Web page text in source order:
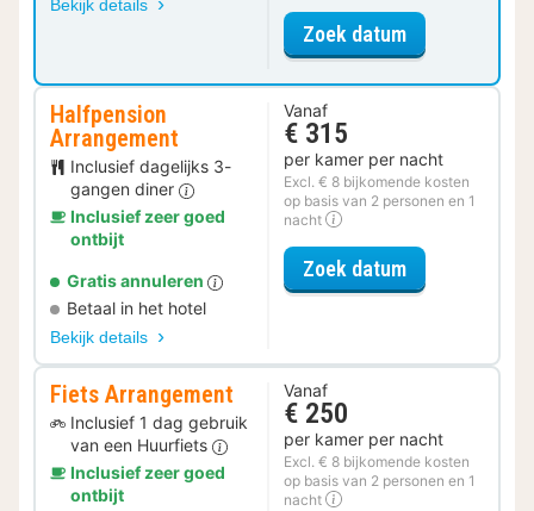
Bekijk details
Zoek datumvoor
Halfpension
Arrangement
Inclusief dagelijks 3-
gangen diner
Inclusief zeer goed
ontbijt
Gratis annuleren
Betaal in het hotel
Bekijk details
Vanaf
€ 315
per kamer per nacht
Excl. € 8 bijkomende kosten
op basis van 2 personen en 1
nacht
Zoek datumvoor
Fiets Arrangement
Inclusief 1 dag gebruik
van een Huurfiets
Inclusief zeer goed
ontbijt
Vanaf
€ 250
per kamer per nacht
Excl. € 8 bijkomende kosten
op basis van 2 personen en 1
nacht